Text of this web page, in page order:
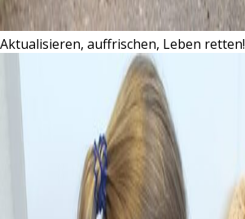
Aktualisieren, auffrischen, Leben retten!